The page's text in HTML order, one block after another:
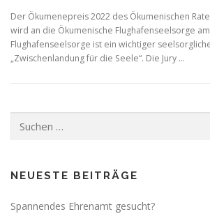
Der Ökumenepreis 2022 des Ökumenischen
wird an die Ökumenische Flughafenseelsorge
Flughafenseelsorge ist ein wichtiger
„Zwischenlandung für die Seele“. Die Jury …
nach:
NEUESTE BEITRÄGE
Spannendes Ehrenamt gesucht?